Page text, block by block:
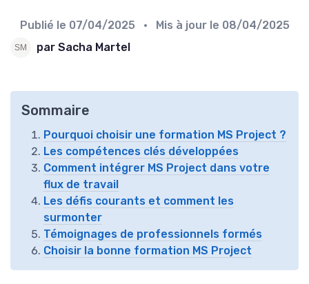
Publié le 07/04/2025 • Mis à jour le 08/04/2025
par Sacha Martel
Sommaire
Pourquoi choisir une formation MS Project ?
Les compétences clés développées
Comment intégrer MS Project dans votre
flux de travail
Les défis courants et comment les
surmonter
Témoignages de professionnels formés
Choisir la bonne formation MS Project